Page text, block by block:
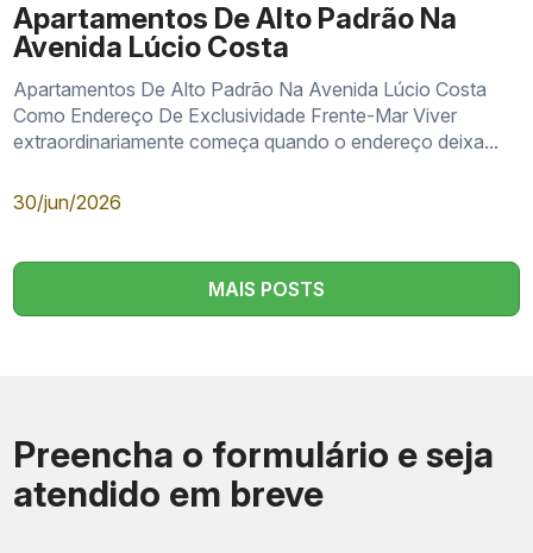
Apartamentos De Alto Padrão Na
Avenida Lúcio Costa
Apartamentos De Alto Padrão Na Avenida Lúcio Costa
Como Endereço De Exclusividade Frente-Mar Viver
extraordinariamente começa quando o endereço deixa...
30/jun/2026
MAIS POSTS
Preencha o formulário e seja
atendido em breve